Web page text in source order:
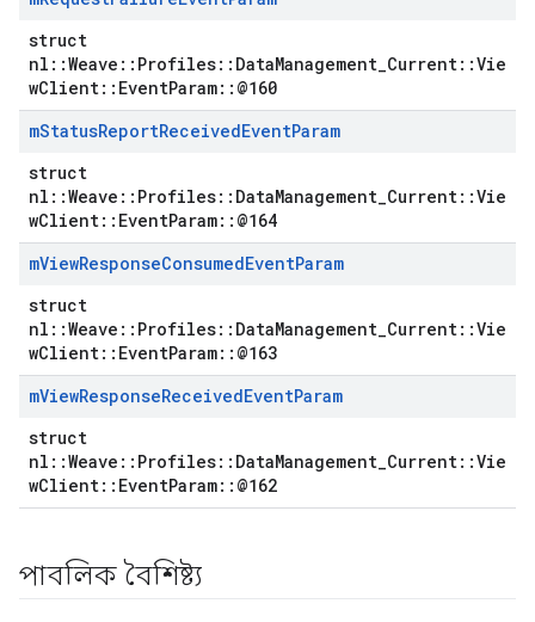
struct
nl::Weave::Profiles::DataManagement_Current::Vie
wClient::EventParam::@160
mStatusReportReceivedEventParam
struct
nl::Weave::Profiles::DataManagement_Current::Vie
wClient::EventParam::@164
mViewResponseConsumedEventParam
struct
nl::Weave::Profiles::DataManagement_Current::Vie
wClient::EventParam::@163
mViewResponseReceivedEventParam
struct
nl::Weave::Profiles::DataManagement_Current::Vie
wClient::EventParam::@162
পাবলিক বৈশিষ্ট্য